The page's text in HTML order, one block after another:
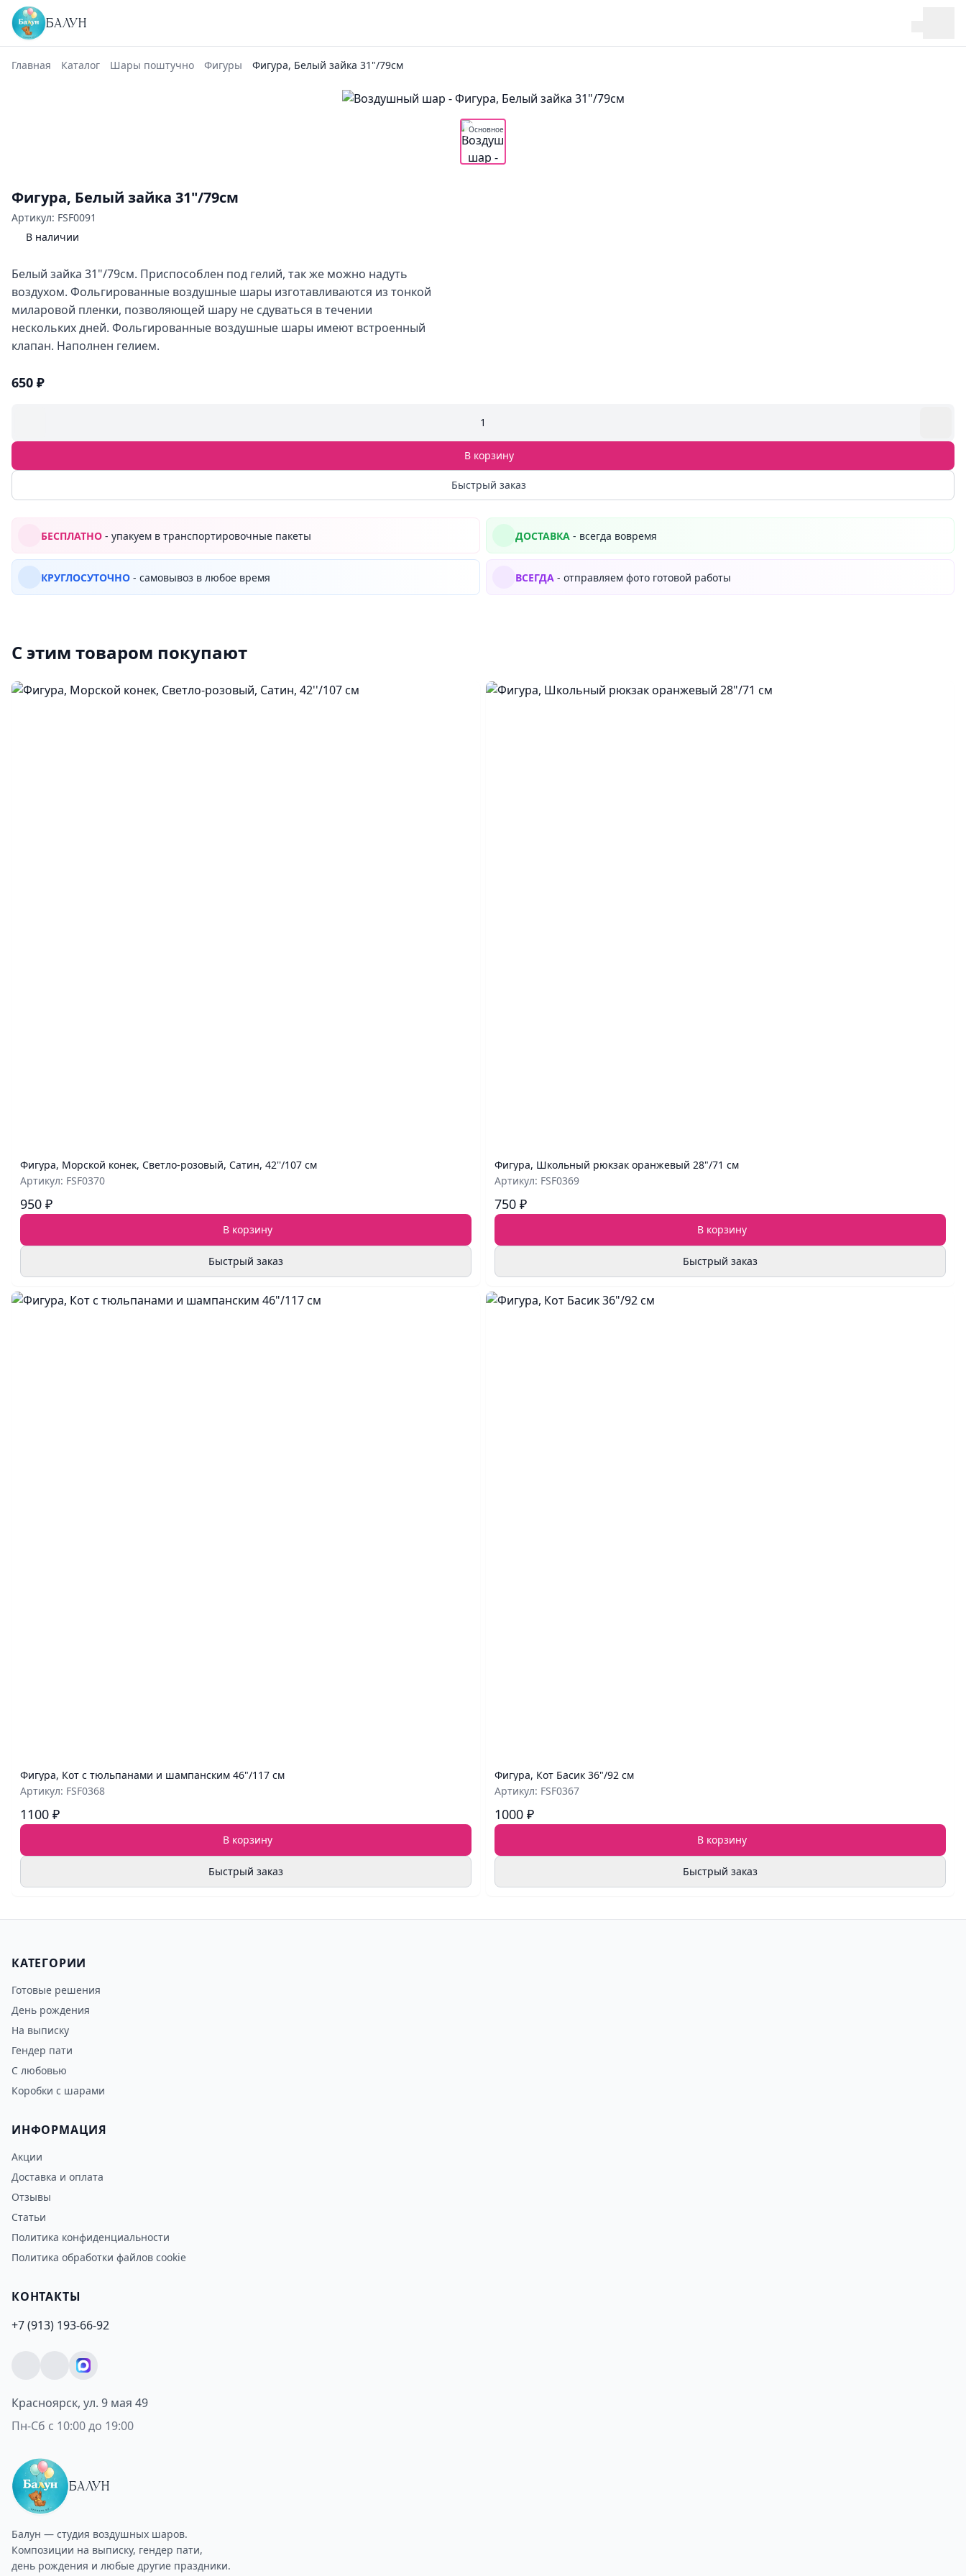
БАЛУН
Главная Каталог Шары поштучно Фигуры Фигура, Белый зайка 31"/79см
Основное
Фигура, Белый зайка 31"/79см
Артикул: FSF0091
В наличии
Белый зайка 31"/79см. Приспособлен под гелий, так же можно надуть
воздухом. Фольгированные воздушные шары изготавливаются из тонкой
миларовой пленки, позволяющей шару не сдуваться в течении
нескольких дней. Фольгированные воздушные шары имеют встроенный
клапан. Наполнен гелием.
650 ₽
1
В корзину
Быстрый заказ
БЕСПЛАТНО - упакуем в транспортировочные пакеты ДОСТАВКА - всегда вовремя
КРУГЛОСУТОЧНО - самовывоз в любое время ВСЕГДА - отправляем фото готовой работы
С этим товаром покупают
Фигура, Морской конек, Светло-розовый, Сатин, 42''/107 см
Артикул: FSF0370
950 ₽
В корзину
Быстрый заказ
Фигура, Школьный рюкзак оранжевый 28"/71 см
Артикул: FSF0369
750 ₽
В корзину
Быстрый заказ
Фигура, Кот с тюльпанами и шампанским 46"/117 см
Артикул: FSF0368
1100 ₽
В корзину
Быстрый заказ
Фигура, Кот Басик 36"/92 см
Артикул: FSF0367
1000 ₽
В корзину
Быстрый заказ
КАТЕГОРИИ
Готовые решения
День рождения
На выписку
Гендер пати
С любовью
Коробки с шарами
ИНФОРМАЦИЯ
Акции
Доставка и оплата
Отзывы
Статьи
Политика конфиденциальности
Политика обработки файлов cookie
КОНТАКТЫ
+7 (913) 193-66-92
Красноярск, ул. 9 мая 49
Пн-Сб с 10:00 до 19:00
БАЛУН
Балун — студия воздушных шаров.
Композиции на выписку, гендер пати,
день рождения и любые другие праздники.